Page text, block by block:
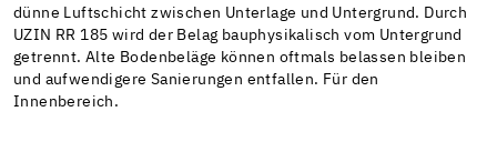
dünne Luftschicht zwischen Unterlage und Untergrund. Durch
UZIN RR 185 wird der Belag bauphysikalisch vom Untergrund
getrennt. Alte Bodenbeläge können oftmals belassen bleiben
und aufwendigere Sanierungen entfallen. Für den
Innenbereich.